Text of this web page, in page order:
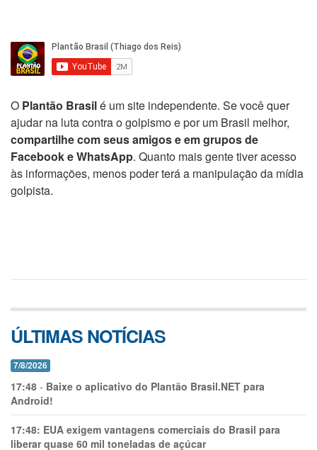
O Plantão Brasilé um site independente. Se você quer
ajudar na luta contra o golpismo e por um Brasil melhor,
compartilhe com seus amigos e em grupos de
Facebook e WhatsApp. Quanto mais gente tiver acesso
às informações, menos poder terá a manipulação da mídia
golpista.
ÚLTIMAS NOTÍCIAS
7/8/2026
17:48 - Baixe o aplicativo do Plantão Brasil.NET para
Android!
17:48: EUA exigem vantagens comerciais do Brasil para
liberar quase 60 mil toneladas de açúcar